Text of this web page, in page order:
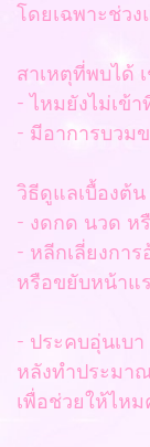
โดยเฉพาะช่ว
สาเหตุที่พบได้
- ไหมยังไม่เข้า
- มีอาการบวมข
วิธีดูแลเบื้องต้น
- งดกด นวด ห
- หลีกเลี่ยงการ
หรือขยับหน้าแ
- ประคบอุ่นเบา
หลังทำประมา
เพื่อช่วยให้ไห